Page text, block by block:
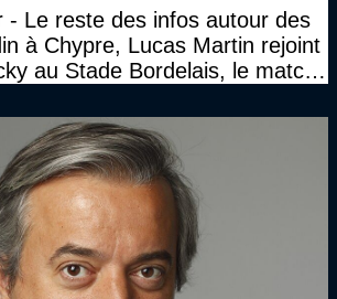
- Le reste des infos autour des
à Chypre, Lucas Martin rejoint
au Stade Bordelais, le match